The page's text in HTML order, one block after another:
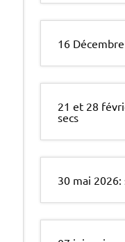
16
21 et 28
secs
30 mai 2026: